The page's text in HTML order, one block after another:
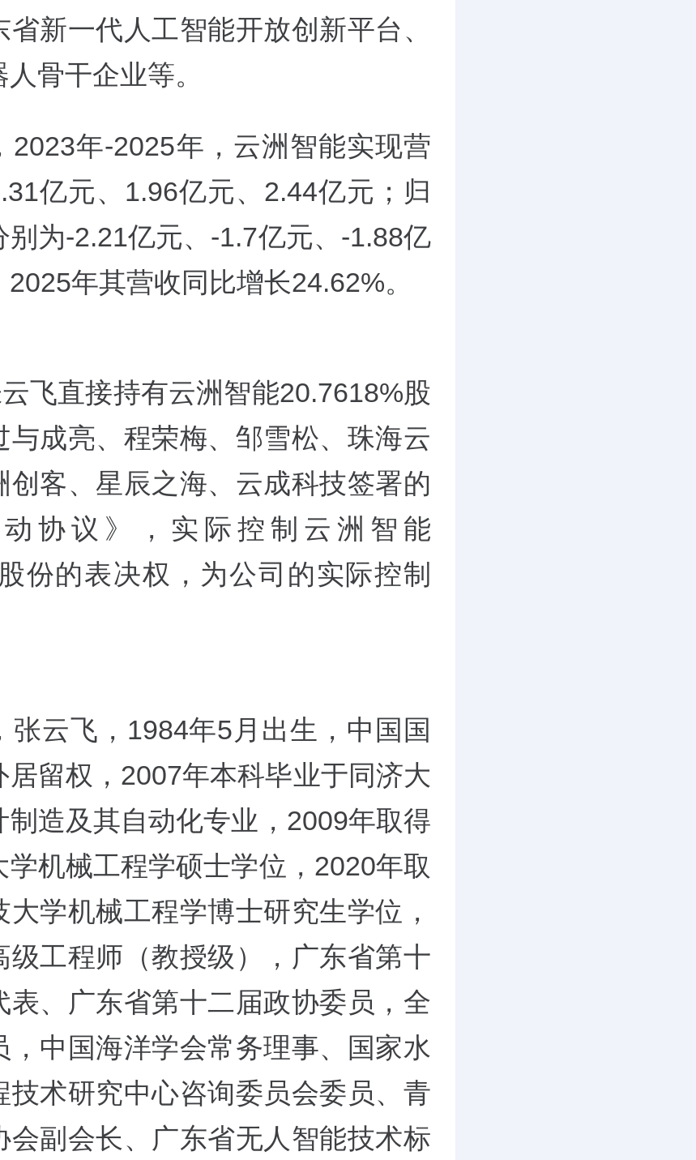
省新一代人工智能开放创新平台、
骨干企业等。
2023年-2025年，云洲智能实现营
亿元、1.96亿元、2.44亿元；归
别为-2.21亿元、-1.7亿元、-1.88亿
年其营收同比增长24.62%。
飞直接持有云洲智能20.7618%股
与成亮、程荣梅、邹雪松、珠海云
创客、星辰之海、云成科技签署的
动协议》，实际控制云洲智能
份的表决权，为公司的实际控制
张云飞，1984年5月出生，中国国
居留权，2007年本科毕业于同济大
制造及其自动化专业，2009年取得
学机械工程学硕士学位，2020年取
学机械工程学博士研究生学位，
级工程师（教授级），广东省第十
表、广东省第十二届政协委员，全
，中国海洋学会常务理事、国家水
技术研究中心咨询委员会委员、青
会副会长、广东省无人智能技术标